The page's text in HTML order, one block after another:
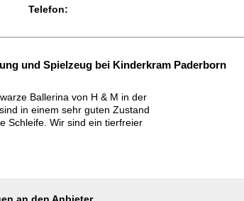
Telefon:
und Spielzeug bei Kinderkram Paderborn
Ballerina von H & M in der
in einem sehr guten Zustand
Schleife. Wir sind ein tierfreier